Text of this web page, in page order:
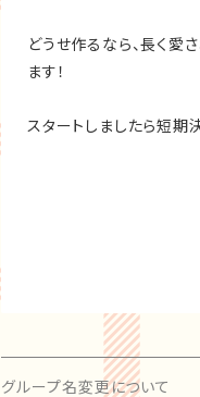
どうせ作るなら、長く愛
ます！
スタートしましたら短期
グループ名変更について